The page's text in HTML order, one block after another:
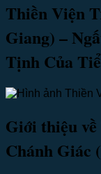
Thiền Viện
Giang) –
Tịnh Của
Giới thiệu
Chánh Giác